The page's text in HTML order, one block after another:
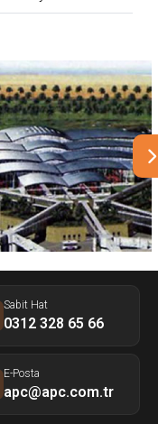
Sabit Hat
0312 328 65 66
E-Posta
apc@apc.com.tr